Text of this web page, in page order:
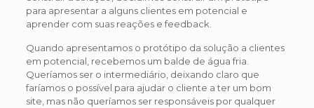
para apresentar a alguns clientes em potencial e
aprender com suas reações e feedback.
Quando apresentamos o protótipo da solução a clientes
em potencial, recebemos um balde de água fria.
Queríamos ser o intermediário, deixando claro que
faríamos o possível para ajudar o cliente a ter um bom
site, mas não queríamos ser responsáveis por qualquer